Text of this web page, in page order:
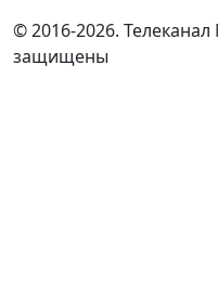
© 2016-2026.
защищены